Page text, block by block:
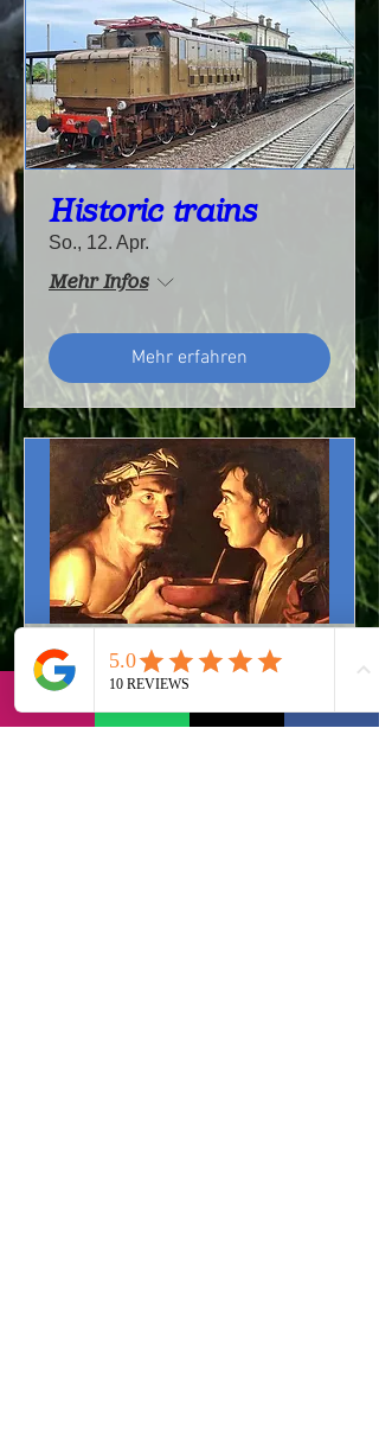
Historic trains
So., 12. Apr.
Mehr Infos
Mehr erfahren
Il dialogo
Fr., 12. Juni